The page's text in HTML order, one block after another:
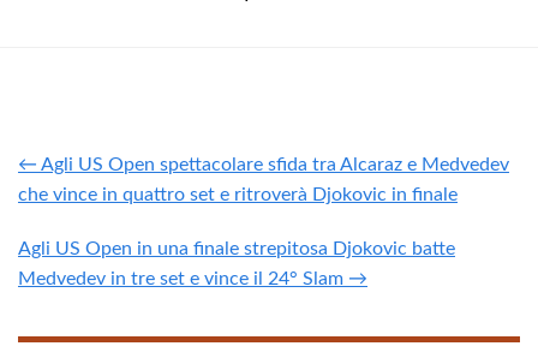
← Agli US Open spettacolare sfida tra Alcaraz e Medvedev
che vince in quattro set e ritroverà Djokovic in finale
Agli US Open in una finale strepitosa Djokovic batte
Medvedev in tre set e vince il 24° Slam →